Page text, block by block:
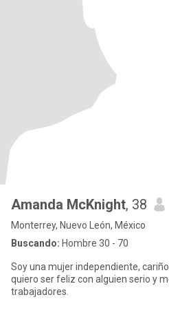
Amanda McKnight, 38
Monterrey, Nuevo León, México
Buscando: Hombre 30 - 70
Soy una mujer independiente,
quiero ser feliz con alguien serio y
trabajadores.